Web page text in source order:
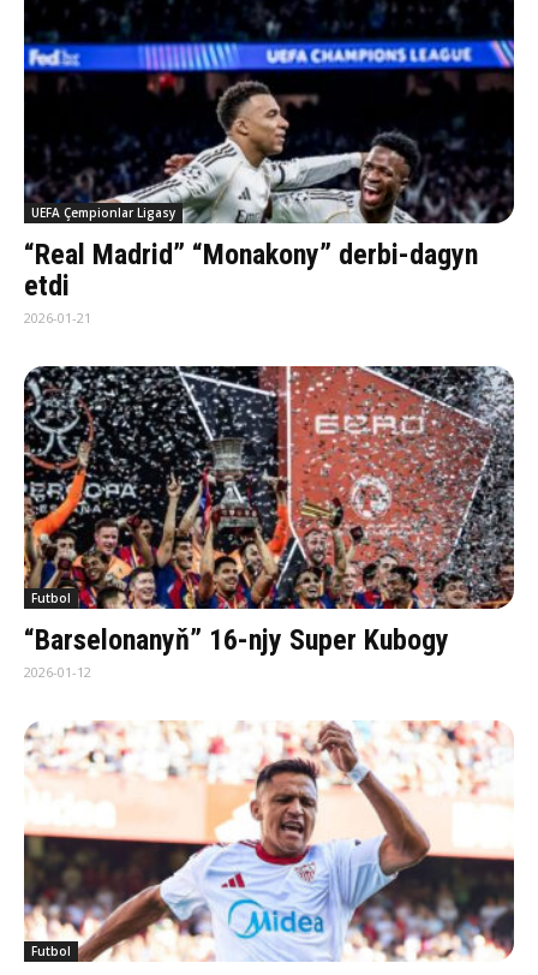
UEFA Çempionlar Ligasy
“Real Madrid” “Monakony” derbi-dagyn
etdi
2026-01-21
Futbol
“Barselonanyň” 16-njy Super Kubogy
2026-01-12
Futbol